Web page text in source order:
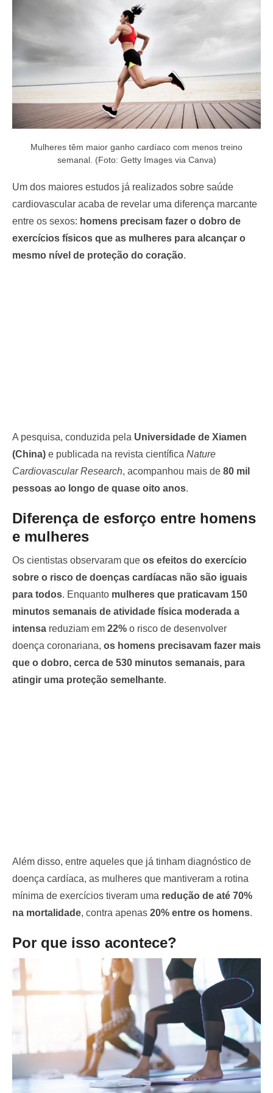
Mulheres têm maior ganho cardíaco com menos treino
semanal. (Foto: Getty Images via Canva)
Um dos maiores estudos já realizados sobre saúde
cardiovascular acaba de revelar uma diferença marcante
entre os sexos: homens precisam fazer o dobro de
exercícios físicos que as mulheres para alcançar o
mesmo nível de proteção do coração.
A pesquisa, conduzida pela Universidade de Xiamen
(China) e publicada na revista científica Nature
Cardiovascular Research, acompanhou mais de 80 mil
pessoas ao longo de quase oito anos.
Diferença de esforço entre homens
e mulheres
Os cientistas observaram que os efeitos do exercício
sobre o risco de doenças cardíacas não são iguais
para todos. Enquanto mulheres que praticavam 150
minutos semanais de atividade física moderada a
intensa reduziam em 22% o risco de desenvolver
doença coronariana, os homens precisavam fazer mais
que o dobro, cerca de 530 minutos semanais, para
atingir uma proteção semelhante.
Além disso, entre aqueles que já tinham diagnóstico de
doença cardíaca, as mulheres que mantiveram a rotina
mínima de exercícios tiveram uma redução de até 70%
na mortalidade, contra apenas 20% entre os homens.
Por que isso acontece?